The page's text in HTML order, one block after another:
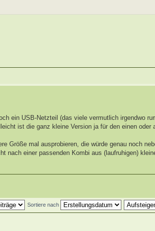
ein USB-Netzteil (das viele vermutlich irgendwo
ist die ganz kleine Version ja für den einen oder
Größe mal ausprobieren, die würde genau noch
nach einer passenden Kombi aus (laufruhigen)
Sortiere nach